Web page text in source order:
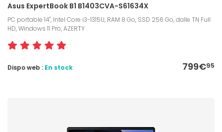
Asus ExpertBook B1 B1403CVA-S61634X
PC portable 14", Intel Core i3-1315U, RAM 8 Go, SSD 256 Go, dalle TN Full
HD, Windows 11 Pro, AZERTY
799€95
Dispo web : En stock